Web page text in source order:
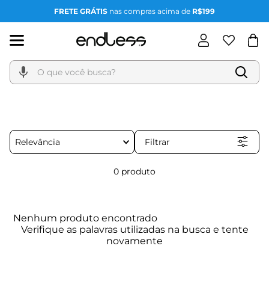
FRETE GRÁTIS nas compras acima de R$199
O que você busca?
Relevância Filtrar
0 produto
Nenhum produto encontrado